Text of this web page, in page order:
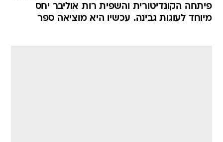
פיתחה הקונדיטורית והשפית רות אוליבר יחס
מיוחד לעוגות גבינה. עכשיו היא מוציאה ספר